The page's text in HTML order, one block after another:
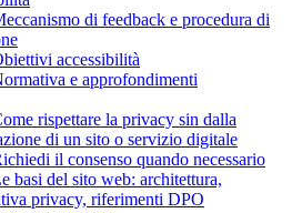
di feedback e procedura di
accessibilità
e approfondimenti
rispettare la privacy sin dalla
di un sito o servizio digitale
il consenso quando necessario
basi del sito web: architettura,
privacy, riferimenti DPO